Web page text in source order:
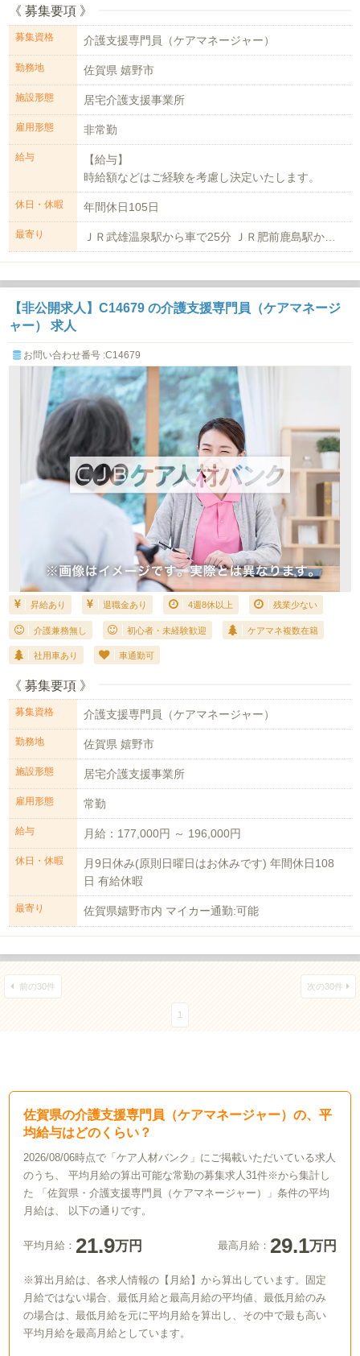
《 募集要項 》
募集資格 介護支援専門員（ケアマネージャー）
勤務地 佐賀県 嬉野市
施設形態 居宅介護支援事業所
雇用形態 非常勤
給与
【給与】
時給額などはご経験を考慮し決定いたします。
休日・休暇 年間休日105日
最寄り ＪＲ武雄温泉駅から車で25分 ＪＲ肥前鹿島駅から車で20分 嬉野警察署前築城...
【非公開求人】C14679 の介護支援専門員（ケアマネージ
ャー） 求人
お問い合わせ番号 :C14679
昇給あり 退職金あり 4週8休以上 残業少ない
介護兼務無し 初心者・未経験歓迎 ケアマネ複数在籍
社用車あり 車通勤可
《 募集要項 》
募集資格 介護支援専門員（ケアマネージャー）
勤務地 佐賀県 嬉野市
施設形態 居宅介護支援事業所
雇用形態 常勤
給与 月給：177,000円 ～ 196,000円
休日・休暇
月9日休み(原則日曜日はお休みです) 年間休日108
日 有給休暇
最寄り 佐賀県嬉野市内 マイカー通勤:可能
前の30件 次の30件
1
佐賀県の介護支援専門員（ケアマネージャー）の、平
均給与はどのくらい？
2026/08/06時点で「ケア人材バンク」にご掲載いただいている求人
のうち、 平均月給の算出可能な常勤の募集求人31件※から集計し
た 「佐賀県・介護支援専門員（ケアマネージャー）」条件の平均
月給は、 以下の通りです。
平均月給： 21.9万円 最高月給： 29.1万円
※算出月給は、各求人情報の【月給】から算出しています。固定
月給ではない場合、最低月給と最高月給の平均値、最低月給のみ
の場合は、最低月給を元に平均月給を算出し、その中で最も高い
平均月給を最高月給としています。